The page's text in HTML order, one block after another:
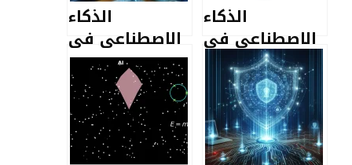
الذكاء
الاصطناعي في
المختبرات
الطبية 2024
الذكاء
الاصطناعي في
المختبرات
الطبية يبشر
بمستقبل
مشرق